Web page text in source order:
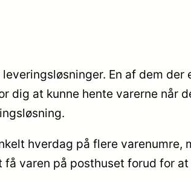
En af dem
dig at kunne hente varerne når
hverdag på flere
varen på posthuset forud for